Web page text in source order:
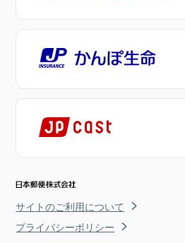
サイトのご利用について
プライバシーポリシー